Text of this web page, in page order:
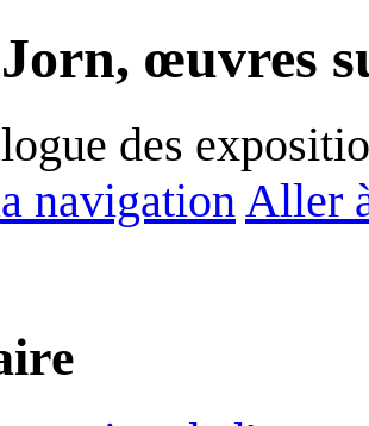
œuvres
des
navigation Aller